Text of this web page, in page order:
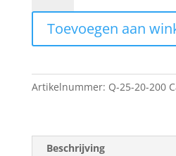
Cable
2.0m
landscape
fase.
aantal
Toevoegen aan
Artikelnummer: Q-25-20-200
Beschrijving